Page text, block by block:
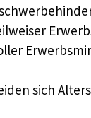
sich